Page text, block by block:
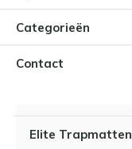
Categorieën
Contact
Elite Trapmatten